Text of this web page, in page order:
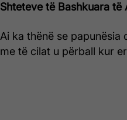
Shteteve të Bashkuara të
Ai ka thënë se
me të cilat u përball kur